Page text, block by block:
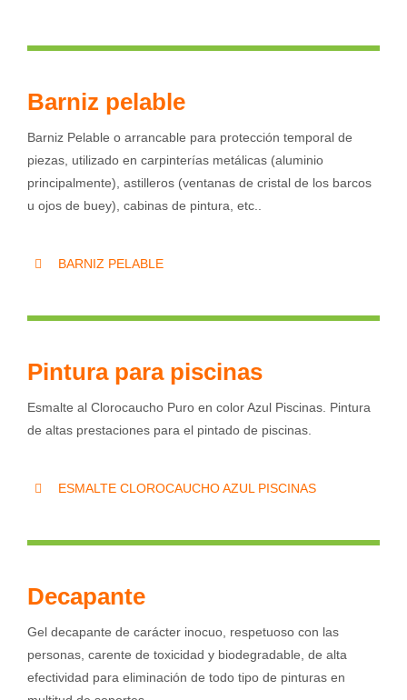
Barniz pelable
Barniz Pelable o arrancable para protección temporal de
piezas, utilizado en carpinterías metálicas (aluminio
principalmente), astilleros (ventanas de cristal de los barcos
u ojos de buey), cabinas de pintura, etc..
BARNIZ PELABLE
Pintura para piscinas
Esmalte al Clorocaucho Puro en color Azul Piscinas. Pintura
de altas prestaciones para el pintado de piscinas.
ESMALTE CLOROCAUCHO AZUL PISCINAS
Decapante
Gel decapante de carácter inocuo, respetuoso con las
personas, carente de toxicidad y biodegradable, de alta
efectividad para eliminación de todo tipo de pinturas en